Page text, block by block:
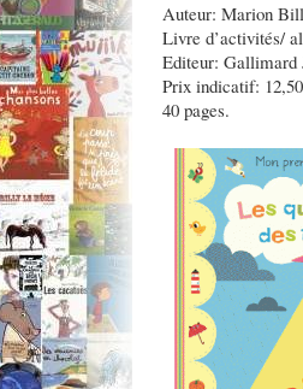
Auteur: Marion
Livre d’activités/
Editeur: Gallimard
Prix indicatif:
40 pages.